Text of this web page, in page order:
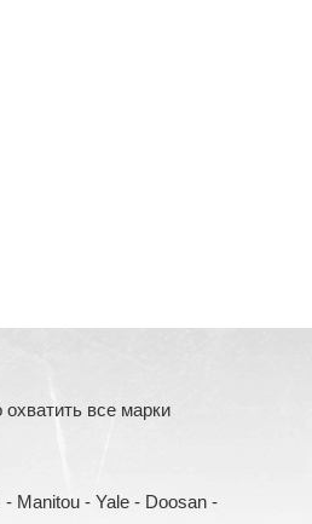
все марки
Manitou - Yale - Doosan -